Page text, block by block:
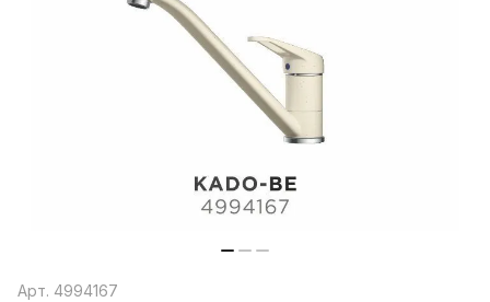
Арт. 4994167